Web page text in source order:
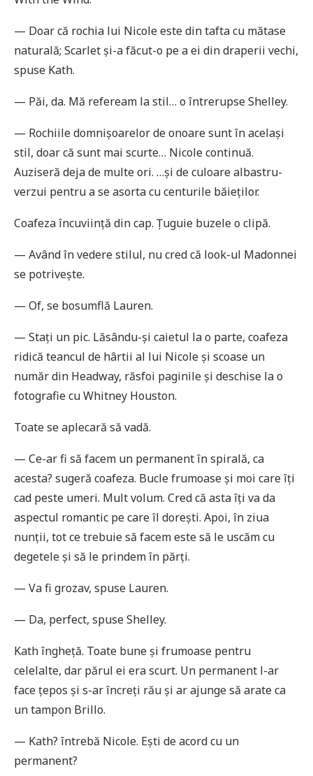
— Doar că rochia lui Nicole este din tafta cu mătase
naturală; Scarlet și-a făcut-o pe a ei din draperii vechi,
spuse Kath.
— Păi, da. Mă refeream la stil… o întrerupse Shelley.
— Rochiile domnișoarelor de onoare sunt în același
stil, doar că sunt mai scurte… Nicole continuă.
Auziseră deja de multe ori. …și de culoare albastru-
verzui pentru a se asorta cu centurile băieților.
Coafeza încuviință din cap. Țuguie buzele o clipă.
— Având în vedere stilul, nu cred că look-ul Madonnei
se potrivește.
— Of, se bosumflă Lauren.
— Stați un pic. Lăsându-și caietul la o parte, coafeza
ridică teancul de hârtii al lui Nicole și scoase un
număr din Headway, răsfoi paginile și deschise la o
fotografie cu Whitney Houston.
Toate se aplecară să vadă.
— Ce-ar fi să facem un permanent în spirală, ca
acesta? sugeră coafeza. Bucle frumoase și moi care îți
cad peste umeri. Mult volum. Cred că asta îți va da
aspectul romantic pe care îl dorești. Apoi, în ziua
nunții, tot ce trebuie să facem este să le uscăm cu
degetele și să le prindem în părți.
— Va fi grozav, spuse Lauren.
— Da, perfect, spuse Shelley.
Kath îngheță. Toate bune și frumoase pentru
celelalte, dar părul ei era scurt. Un permanent l-ar
face țepos și s-ar încreți rău și ar ajunge să arate ca
un tampon Brillo.
— Kath? întrebă Nicole. Ești de acord cu un
permanent?